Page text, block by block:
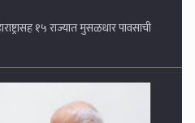
मोदींच्या भेटीला... अर्ध्या तासाच्या